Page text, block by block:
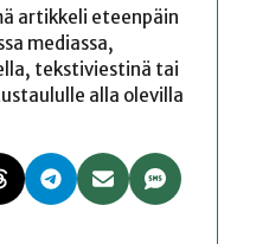
artikkeli eteenpäin
mediassa,
tekstiviestinä tai
alla olevilla